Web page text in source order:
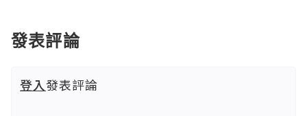
發表評論
登入發表評論